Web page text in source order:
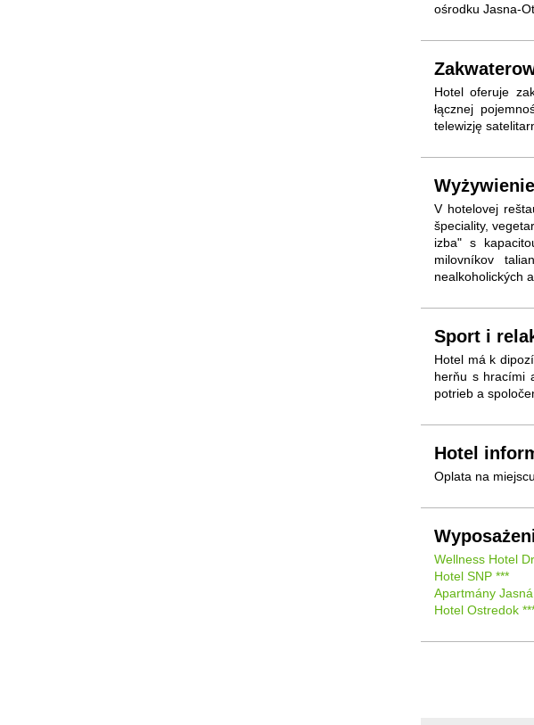
ośrodku Jasna-
Hotel oferuje
łącznej
telewizję
Wyżywienie
V hotelovej
špeciality,
izba" s
milovníkov
nealkoholických
Sport i
Hotel má k
herňu s hracími
potrieb a
Hotel
Oplata na
Wellness Hotel
Hotel SNP ***
Apartmány Jasná
Hotel Ostredok